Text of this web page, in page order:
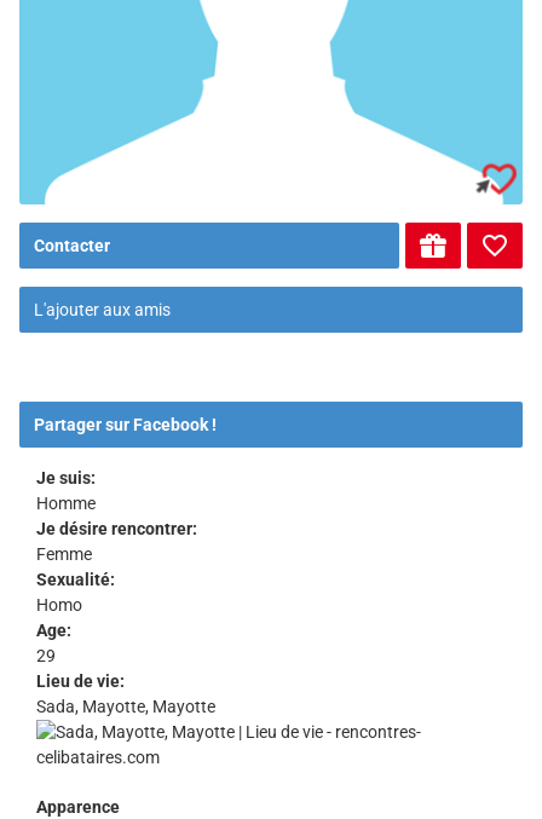
Contacter
L'ajouter aux amis
Partager sur Facebook !
Je suis:
Homme
Je désire rencontrer:
Femme
Sexualité:
Homo
Age:
29
Lieu de vie:
Sada, Mayotte, Mayotte
Apparence